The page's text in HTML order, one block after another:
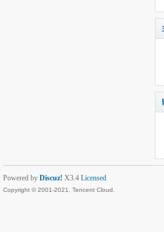
Powered by Discuz! X3.4 Licensed
Copyright © 2001-2021, Tencent Cloud.